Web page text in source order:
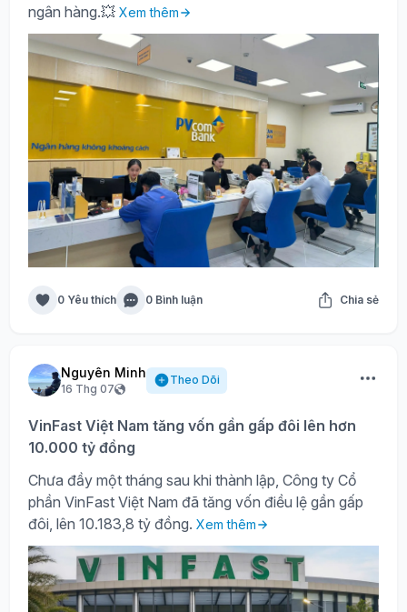
ngân hàng.💥 Xem thêm
0 Yêu thích 0 Bình luận Chia sẻ
Nguyên Minh
16 Thg 07
Theo Dõi
VinFast Việt Nam tăng vốn gần gấp đôi lên hơn
10.000 tỷ đồng
Chưa đầy một tháng sau khi thành lập, Công ty Cổ
phần VinFast Việt Nam đã tăng vốn điều lệ gần gấp
đôi, lên 10.183,8 tỷ đồng. Xem thêm